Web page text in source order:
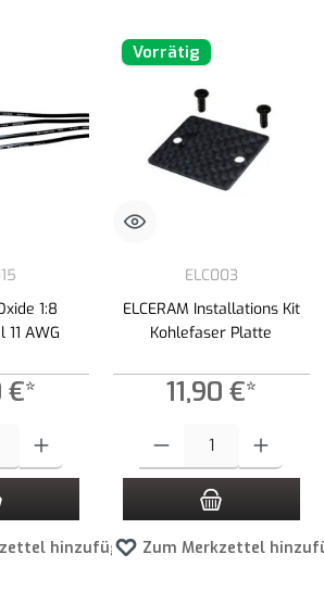
1:8
AWG
€*
hinzufügen
Vorrätig
ELC003
ELCERAM Installations Kit
Kohlefaser Platte
11,90 €*
Zum Merkzettel